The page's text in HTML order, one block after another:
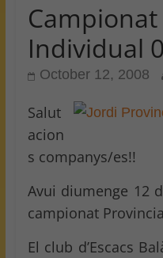
Individual
October 12, 2008
Salut
acion
s companys/es!!
Avui diumenge 12
campionat
El club d’Escacs